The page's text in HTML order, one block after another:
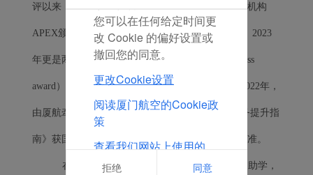
评以来，厦航连续三年获得世界著名航空服务测评机构
APEX颁发的“五星级国际航空公司”大奖，2022年、2023
年更是两度荣获“世界级航空公司”大奖（World Class
award），成为首家跻身“世界八强”的中国航司。2022年，
由厦航牵头编制的《质量管理 文化和机制支撑服务提升指
南》获国家级认证，厦航式标准正式上升为国家标准。
在追求自身发展的同时，厦航通过开展扶贫助学，
您可以在任何给定时间更
改 Cookie 的偏好设置或
撤回您的同意。
更改Cookie设置
阅读厦门航空的Cookie政
策
查看我们网站上使用的
Cookie的完整列表
拒绝 同意